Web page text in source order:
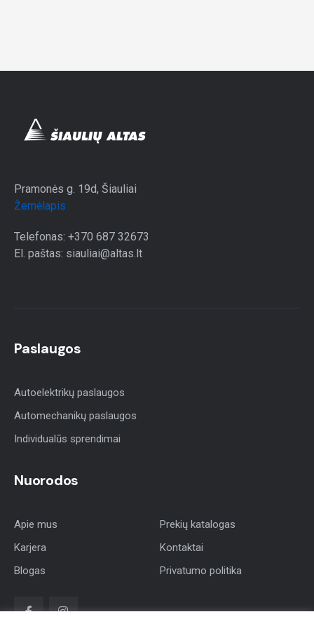
Pramonės g. 19d, Šiauliai
Žemėlapis
Telefonas: +370 687 32673
El. paštas: siauliai@altas.lt
Paslaugos
Autoelektrikų paslaugos
Automechanikų paslaugos
Individualūs sprendimai
Nuorodos
Apie mus
Karjera
Blogas
Prekių katalogas
Kontaktai
Privatumo politika